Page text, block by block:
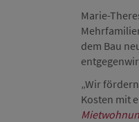
Marie-
dem Bau
„Wir
Kosten mit